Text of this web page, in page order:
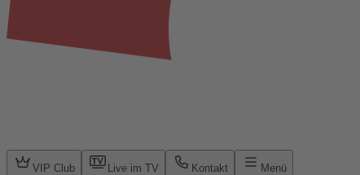
VIP Club Live im TV Kontakt Menü